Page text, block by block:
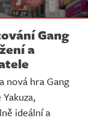
Gang
a
nová hra Gang
ideální a